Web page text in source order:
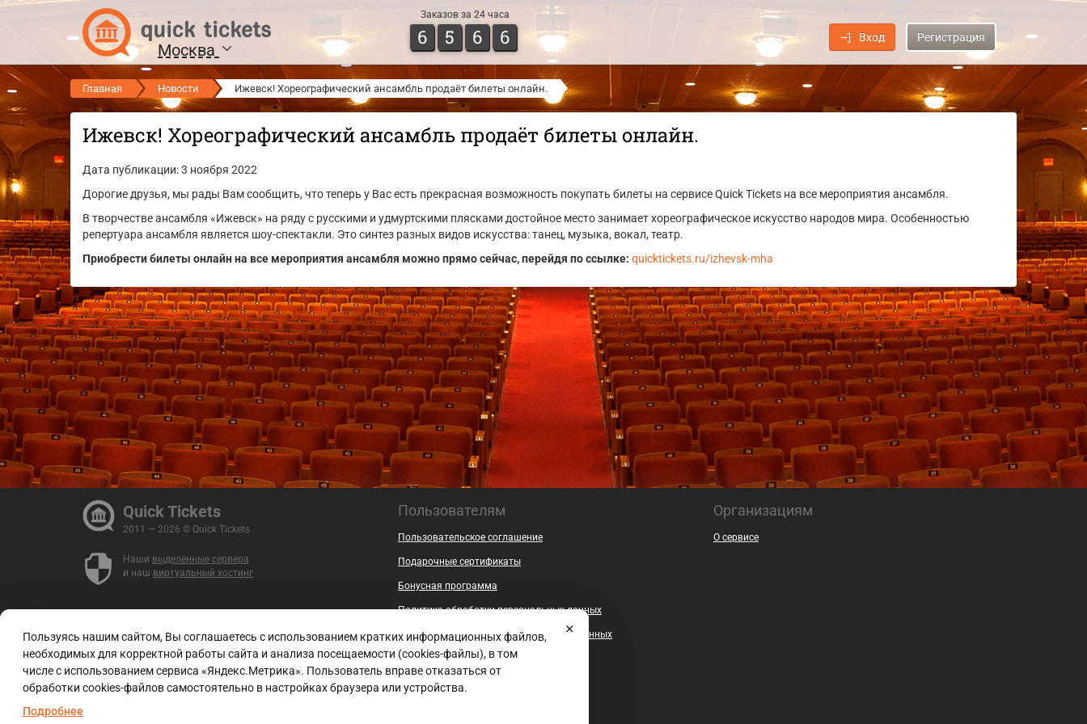
Москва
Заказов за 24 часа
6 5 6 6 Вход Регистрация
Главная Новости Ижевск! Хореографический ансамбль продаёт билеты онлайн.
Ижевск! Хореографический ансамбль продаёт билеты онлайн.
Дата публикации: 3 ноября 2022
Дорогие друзья, мы рады Вам сообщить, что теперь у Вас есть прекрасная возможность покупать билеты на сервисе Quick Tickets на все мероприятия ансамбля.
В творчестве ансамбля «Ижевск» на ряду с русскими и удмуртскими плясками достойное место занимает хореографическое искусство народов мира. Особенностью
репертуара ансамбля является шоу-спектакли. Это синтез разных видов искусства: танец, музыка, вокал, театр.
Приобрести билеты онлайн на все мероприятия ансамбля можно прямо сейчас, перейдя по ссылке: quicktickets.ru/izhevsk-mha
Quick Tickets
2011 — 2026 © Quick Tickets
Наши выделенные сервера
и наш виртуальный хостинг
Пользователям
Пользовательское соглашение
Подарочные сертификаты
Бонусная программа
Политика обработки персональных данных
Согласие на обработку персональных данных
Безопасность
Контакты
Организациям
О сервисе
Пользуясь нашим сайтом, Вы соглашаетесь с использованием кратких информационных файлов,
необходимых для корректной работы сайта и анализа посещаемости (cookies-файлы), в том
числе с использованием сервиса «Яндекс.Метрика». Пользователь вправе отказаться от
обработки cookies-файлов самостоятельно в настройках браузера или устройства.
Подробнее